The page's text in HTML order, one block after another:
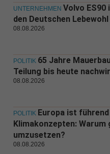
UNTERNEHMEN Volvo ES90
den Deutschen
08.08.2026
POLITIK 65 Jahre
Teilung bis heute
08.08.2026
POLITIK Europa ist
Klimakonzepten:
umzusetzen?
08.08.2026